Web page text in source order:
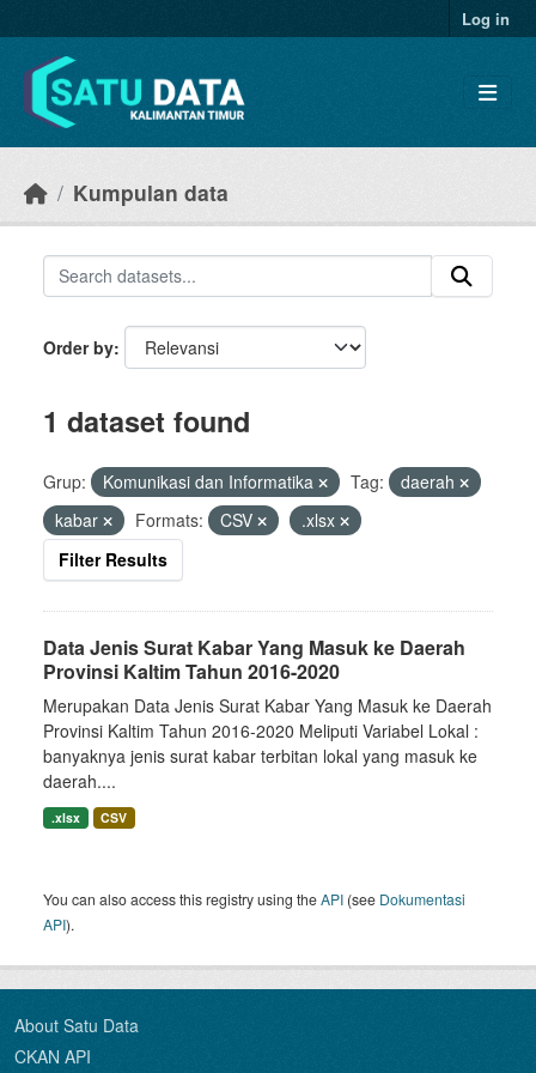
Log in
Kumpulan data
Order by
1 dataset found
Grup: Komunikasi dan Informatika Tag:
daerah
kabar
Formats: CSV
.xlsx
Filter Results
Data Jenis Surat Kabar Yang Masuk ke Daerah
Provinsi Kaltim Tahun 2016-2020
Merupakan Data Jenis Surat Kabar Yang Masuk ke Daerah
Provinsi Kaltim Tahun 2016-2020 Meliputi Variabel Lokal :
banyaknya jenis surat kabar terbitan lokal yang masuk ke
daerah....
.xlsx CSV
You can also access this registry using theAPI (see Dokumentasi
API).
About Satu Data
CKAN API